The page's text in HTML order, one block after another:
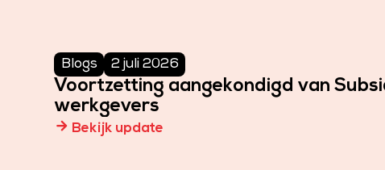
Blogs 2 juli 2026
Voortzetting aangekondigd van
werkgevers
arrow_forward Bekijk update